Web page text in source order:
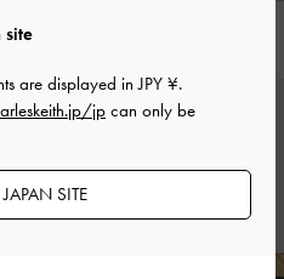
アイテム
site
are displayed inJPY ¥.
jpcan only be
SITE